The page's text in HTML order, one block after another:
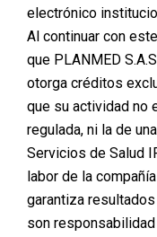
electrónico
Al continuar con
que PLANMED
otorga créditos
que su actividad no
regulada, ni la de
Servicios de Salud
labor de la
garantiza
son